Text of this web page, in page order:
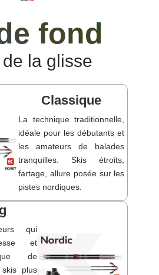
fond
la glisse
Classique
La technique traditionnelle,
idéale pour les débutants et
les amateurs de balades
tranquilles. Skis étroits,
fartage, allure posée sur les
pistes nordiques.
qui
et
de
skis plus